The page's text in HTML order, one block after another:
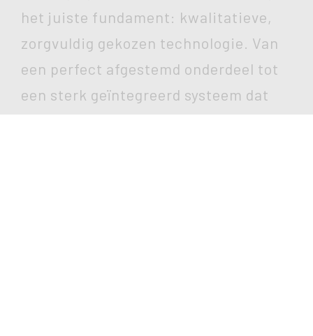
het juiste fundament: kwalitatieve,
zorgvuldig gekozen technologie. Van
een perfect afgestemd onderdeel tot
een sterk geïntegreerd systeem dat